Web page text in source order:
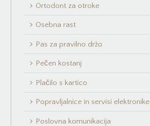
Ortodont za otroke
Osebna rast
Pas za pravilno držo
Pečen kostanj
Plačilo s kartico
Popravljalnice in servisi elektronike
Poslovna komunikacija